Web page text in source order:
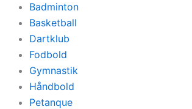
Badminton
Basketball
Dartklub
Fodbold
Gymnastik
Håndbold
Petanque